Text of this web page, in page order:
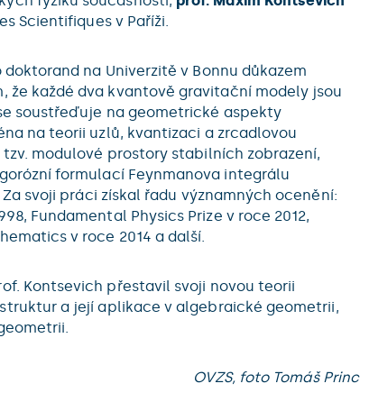
Scientifiques v Paříži.
na Univerzitě v Bonnu důkazem
že každé dva kvantově gravitační modely jsou
soustřeďuje na geometrické aspekty
na teorii uzlů, kvantizaci a zrcadlovou
modulové prostory stabilních zobrazení,
formulací Feynmanova integrálu
svoji práci získal řadu významných ocenění:
Fundamental Physics Prize v roce 2012,
v roce 2014 a další.
Kontsevich přestavil svoji novou teorii
a její aplikace v algebraické geometrii,
OVZS, foto Tomáš Princ